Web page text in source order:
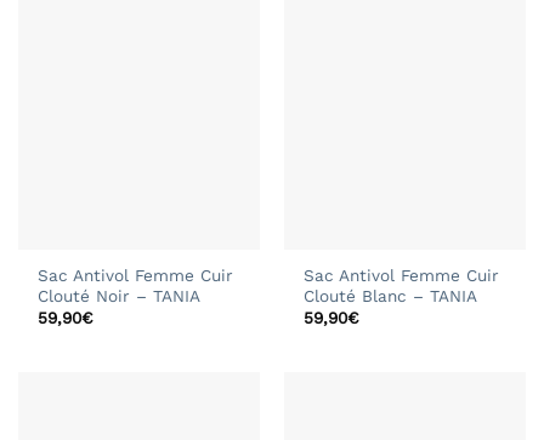
Sac Antivol Femme Cuir
Clouté Noir – TANIA
59,90€
Sac Antivol Femme Cuir
Clouté Blanc – TANIA
59,90€